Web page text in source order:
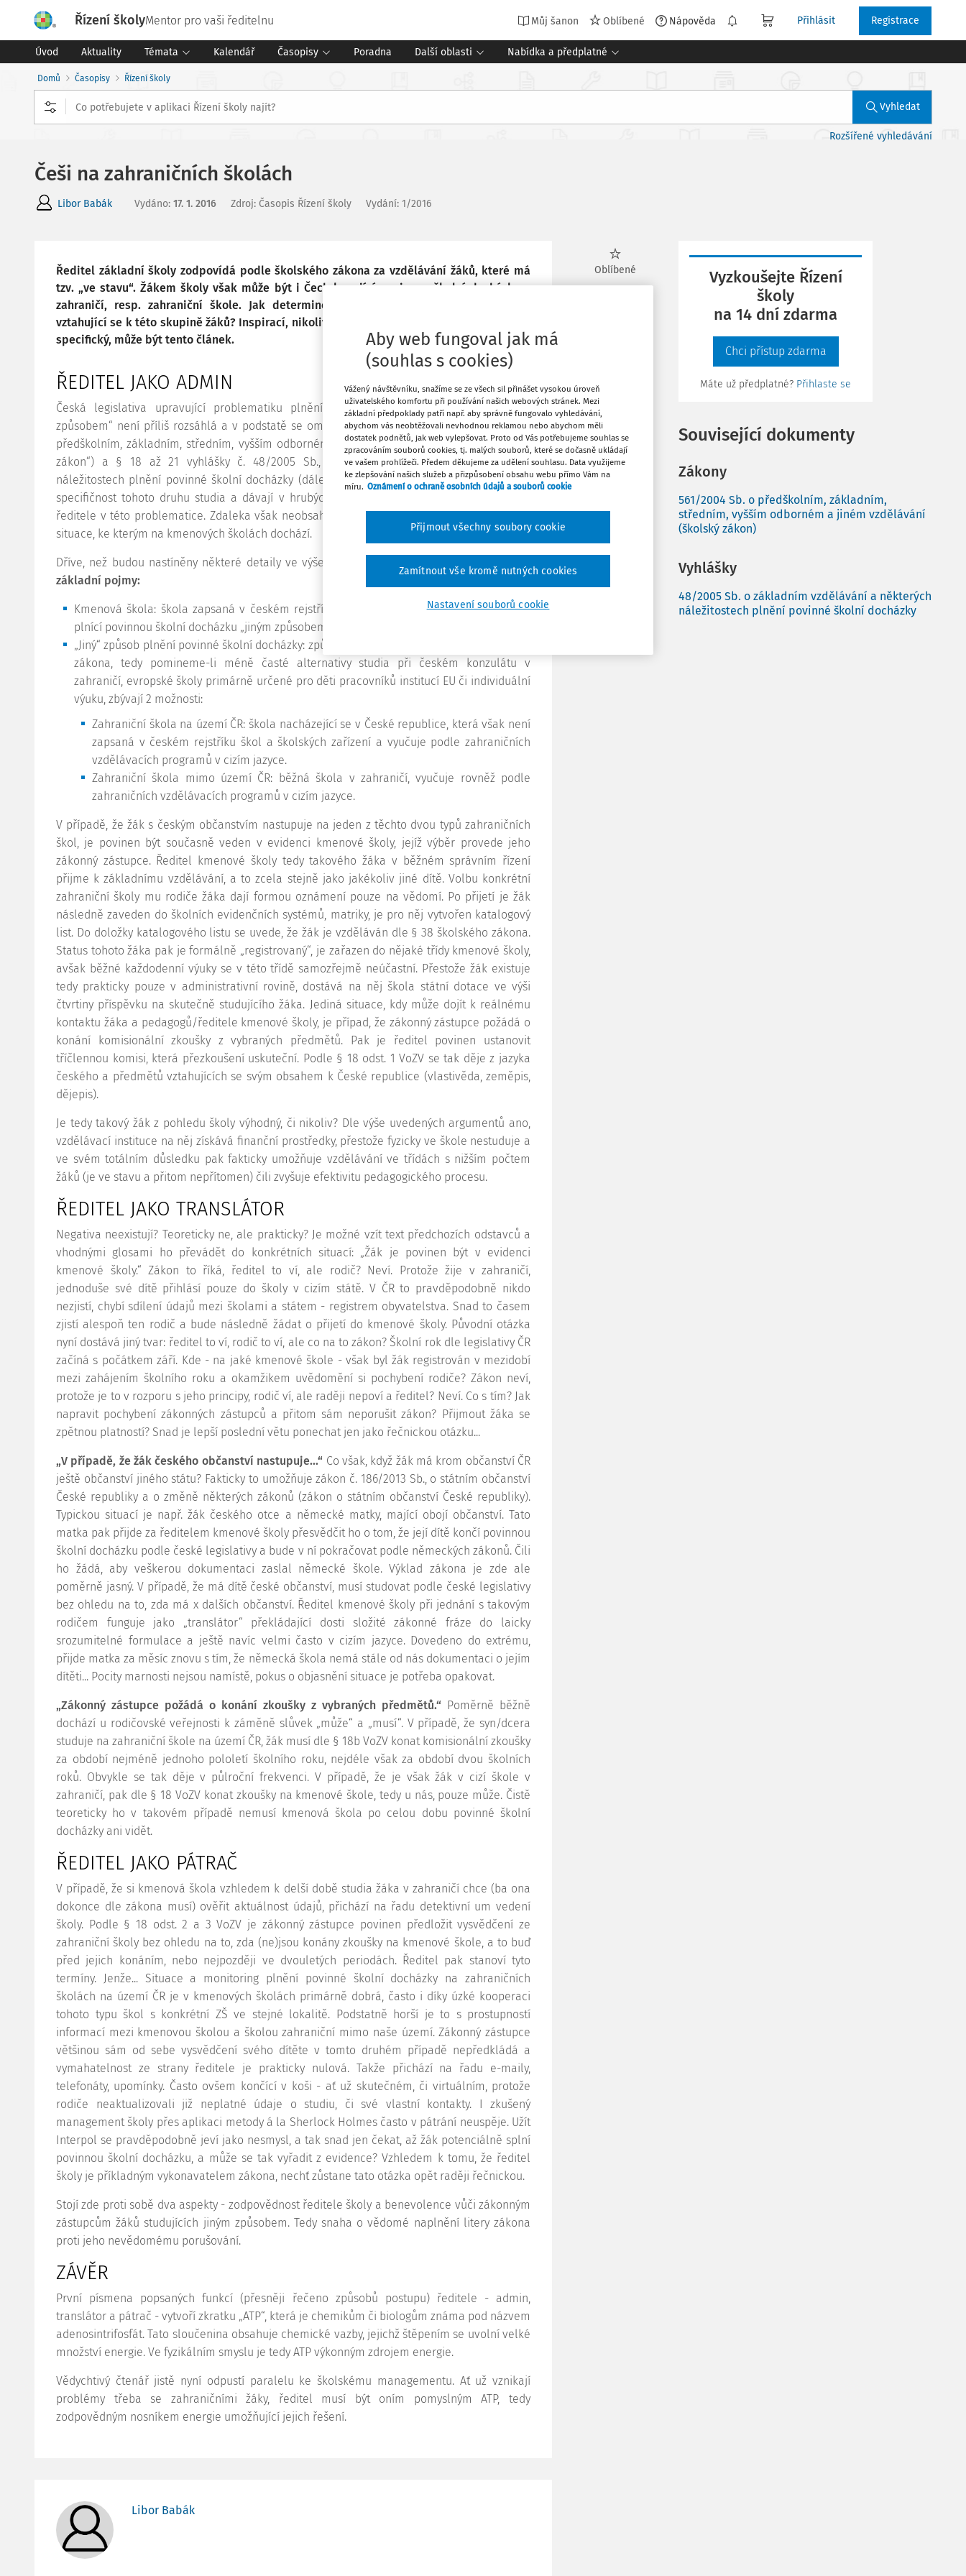
Řízení školyMentor pro vaši ředitelnu Můj šanon Oblíbené Nápověda Přihlásit Registrace
Úvod Aktuality Témata Kalendář Časopisy Poradna Další oblasti Nabídka a předplatné
Domů Časopisy Řízení školy
Vyhledat
Rozšířené vyhledávání
Češi na zahraničních školách
Libor Babák Vydáno: 17. 1. 2016 Zdroj: Časopis Řízení školy Vydání: 1/2016
Ředitel základní školy zodpovídá podle školského zákona za vzdělávání žáků, které má
tzv. „ve stavu“. Žákem školy však může být i Čech konající povinnou školní docházku v
zahraničí, resp. zahraniční škole. Jak determinovat parciální zodpovědnost ředitele
vztahující se k této skupině žáků? Inspirací, nikoliv však návodem, neboť každý případ je
specifický, může být tento článek.
ŘEDITEL JAKO ADMIN
Česká legislativa upravující problematiku plnění povinné školní docházky tzv. „jiným
způsobem“ není příliš rozsáhlá a v podstatě se omezuje na § 38 zákona č. 561/2004 Sb., o
předškolním, základním, středním, vyšším odborném a jiném vzdělávání (dále jen „školský
zákon“) a § 18 až 21 vyhlášky č. 48/2005 Sb., o základním vzdělávání a některých
náležitostech plnění povinné školní docházky (dále jen „VoZV“). Tyto právní normy definují
specifičnost tohoto druhu studia a dávají v hrubých rysech elementární návod k postupu
ředitele v této problematice. Zdaleka však neobsahují (a ani nemohou obsahovat) všechny
situace, ke kterým na kmenových školách dochází.
Dříve, než budou nastíněny některé detaily ve výše uvedeném smyslu, je potřeba vysvětlit
základní pojmy:
Kmenová škola: škola zapsaná v českém rejstříku škol a školských zařízení, kde je žák
plnící povinnou školní docházku „jiným způsobem“ tzv. registrován.
„Jiný“ způsob plnění povinné školní docházky: způsob popsaný v § 38 odst. 1 a 2 školského
zákona, tedy pomineme-li méně časté alternativy studia při českém konzulátu v
zahraničí, evropské školy primárně určené pro děti pracovníků institucí EU či individuální
výuku, zbývají 2 možnosti:
Zahraniční škola na území ČR: škola nacházející se v České republice, která však není
zapsaná v českém rejstříku škol a školských zařízení a vyučuje podle zahraničních
vzdělávacích programů v cizím jazyce.
Zahraniční škola mimo území ČR: běžná škola v zahraničí, vyučuje rovněž podle
zahraničních vzdělávacích programů v cizím jazyce.
V případě, že žák s českým občanstvím nastupuje na jeden z těchto dvou typů zahraničních
škol, je povinen být současně veden v evidenci kmenové školy, jejíž výběr provede jeho
zákonný zástupce. Ředitel kmenové školy tedy takového žáka v běžném správním řízení
přijme k základnímu vzdělávání, a to zcela stejně jako jakékoliv jiné dítě. Volbu konkrétní
zahraniční školy mu rodiče žáka dají formou oznámení pouze na vědomí. Po přijetí je žák
následně zaveden do školních evidenčních systémů, matriky, je pro něj vytvořen katalogový
list. Do doložky katalogového listu se uvede, že žák je vzděláván dle § 38 školského zákona.
Status tohoto žáka pak je formálně „registrovaný“, je zařazen do nějaké třídy kmenové školy,
avšak běžné každodenní výuky se v této třídě samozřejmě neúčastní. Přestože žák existuje
tedy prakticky pouze v administrativní rovině, dostává na něj škola státní dotace ve výši
čtvrtiny příspěvku na skutečně studujícího žáka. Jediná situace, kdy může dojít k reálnému
kontaktu žáka a pedagogů/ředitele kmenové školy, je případ, že zákonný zástupce požádá o
konání komisionální zkoušky z vybraných předmětů. Pak je ředitel povinen ustanovit
tříčlennou komisi, která přezkoušení uskuteční. Podle § 18 odst. 1 VoZV se tak děje z jazyka
českého a předmětů vztahujících se svým obsahem k České republice (vlastivěda, zeměpis,
dějepis).
Je tedy takový žák z pohledu školy výhodný, či nikoliv? Dle výše uvedených argumentů ano,
vzdělávací instituce na něj získává finanční prostředky, přestože fyzicky ve škole nestuduje a
ve svém totálním důsledku pak fakticky umožňuje vzdělávání ve třídách s nižším počtem
žáků (je ve stavu a přitom nepřítomen) čili zvyšuje efektivitu pedagogického procesu.
ŘEDITEL JAKO TRANSLÁTOR
Negativa neexistují? Teoreticky ne, ale prakticky? Je možné vzít text předchozích odstavců a
vhodnými glosami ho převádět do konkrétních situací: „Žák je povinen být v evidenci
kmenové školy.“ Zákon to říká, ředitel to ví, ale rodič? Neví. Protože žije v zahraničí,
jednoduše své dítě přihlásí pouze do školy v cizím státě. V ČR to pravděpodobně nikdo
nezjistí, chybí sdílení údajů mezi školami a státem - registrem obyvatelstva. Snad to časem
zjistí alespoň ten rodič a bude následně žádat o přijetí do kmenové školy. Původní otázka
nyní dostává jiný tvar: ředitel to ví, rodič to ví, ale co na to zákon? Školní rok dle legislativy ČR
začíná s počátkem září. Kde - na jaké kmenové škole - však byl žák registrován v mezidobí
mezi zahájením školního roku a okamžikem uvědomění si pochybení rodiče? Zákon neví,
protože je to v rozporu s jeho principy, rodič ví, ale raději nepoví a ředitel? Neví. Co s tím? Jak
napravit pochybení zákonných zástupců a přitom sám neporušit zákon? Přijmout žáka se
zpětnou platností? Snad je lepší poslední větu ponechat jen jako řečnickou otázku...
„V případě, že žák českého občanství nastupuje...“ Co však, když žák má krom občanství ČR
ještě občanství jiného státu? Fakticky to umožňuje zákon č. 186/2013 Sb., o státním občanství
České republiky a o změně některých zákonů (zákon o státním občanství České republiky).
Typickou situací je např. žák českého otce a německé matky, mající obojí občanství. Tato
matka pak přijde za ředitelem kmenové školy přesvědčit ho o tom, že její dítě končí povinnou
školní docházku podle české legislativy a bude v ní pokračovat podle německých zákonů. Čili
ho žádá, aby veškerou dokumentaci zaslal německé škole. Výklad zákona je zde ale
poměrně jasný. V případě, že má dítě české občanství, musí studovat podle české legislativy
bez ohledu na to, zda má x dalších občanství. Ředitel kmenové školy při jednání s takovým
rodičem funguje jako „translátor“ překládající dosti složité zákonné fráze do laicky
srozumitelné formulace a ještě navíc velmi často v cizím jazyce. Dovedeno do extrému,
přijde matka za měsíc znovu s tím, že německá škola nemá stále od nás dokumentaci o jejím
dítěti... Pocity marnosti nejsou namístě, pokus o objasnění situace je potřeba opakovat.
„Zákonný zástupce požádá o konání zkoušky z vybraných předmětů.“ Poměrně běžně
dochází u rodičovské veřejnosti k záměně slůvek „může“ a „musí“. V případě, že syn/dcera
studuje na zahraniční škole na území ČR, žák musí dle § 18b VoZV konat komisionální zkoušky
za období nejméně jednoho pololetí školního roku, nejdéle však za období dvou školních
roků. Obvykle se tak děje v půlroční frekvenci. V případě, že je však žák v cizí škole v
zahraničí, pak dle § 18 VoZV konat zkoušky na kmenové škole, tedy u nás, pouze může. Čistě
teoreticky ho v takovém případě nemusí kmenová škola po celou dobu povinné školní
docházky ani vidět.
ŘEDITEL JAKO PÁTRAČ
V případě, že si kmenová škola vzhledem k delší době studia žáka v zahraničí chce (ba ona
dokonce dle zákona musí) ověřit aktuálnost údajů, přichází na řadu detektivní um vedení
školy. Podle § 18 odst. 2 a 3 VoZV je zákonný zástupce povinen předložit vysvědčení ze
zahraniční školy bez ohledu na to, zda (ne)jsou konány zkoušky na kmenové škole, a to buď
před jejich konáním, nebo nejpozději ve dvouletých periodách. Ředitel pak stanoví tyto
termíny. Jenže... Situace a monitoring plnění povinné školní docházky na zahraničních
školách na území ČR je v kmenových školách primárně dobrá, často i díky úzké kooperaci
tohoto typu škol s konkrétní ZŠ ve stejné lokalitě. Podstatně horší je to s prostupností
informací mezi kmenovou školou a školou zahraniční mimo naše území. Zákonný zástupce
většinou sám od sebe vysvědčení svého dítěte v tomto druhém případě nepředkládá a
vymahatelnost ze strany ředitele je prakticky nulová. Takže přichází na řadu e-maily,
telefonáty, upomínky. Často ovšem končící v koši - ať už skutečném, či virtuálním, protože
rodiče neaktualizovali již neplatné údaje o studiu, či své vlastní kontakty. I zkušený
management školy přes aplikaci metody á la Sherlock Holmes často v pátrání neuspěje. Užít
Interpol se pravděpodobně jeví jako nesmysl, a tak snad jen čekat, až žák potenciálně splní
povinnou školní docházku, a může se tak vyřadit z evidence? Vzhledem k tomu, že ředitel
školy je příkladným vykonavatelem zákona, nechť zůstane tato otázka opět raději řečnickou.
Stojí zde proti sobě dva aspekty - zodpovědnost ředitele školy a benevolence vůči zákonným
zástupcům žáků studujících jiným způsobem. Tedy snaha o vědomé naplnění litery zákona
proti jeho nevědomému porušování.
ZÁVĚR
První písmena popsaných funkcí (přesněji řečeno způsobů postupu) ředitele - admin,
translátor a pátrač - vytvoří zkratku „ATP“, která je chemikům či biologům známa pod názvem
adenosintrifosfát. Tato sloučenina obsahuje chemické vazby, jejichž štěpením se uvolní velké
množství energie. Ve fyzikálním smyslu je tedy ATP výkonným zdrojem energie.
Vědychtivý čtenář jistě nyní odpustí paralelu ke školskému managementu. Ať už vznikají
problémy třeba se zahraničními žáky, ředitel musí být oním pomyslným ATP, tedy
zodpovědným nosníkem energie umožňující jejich řešení.
Libor Babák
Oblíbené
Poznámka
Vyzkoušejte Řízení
školy
na 14 dní zdarma
Chci přístup zdarma
Máte už předplatné? Přihlaste se
Související dokumenty
Zákony
561/2004 Sb. o předškolním, základním,
středním, vyšším odborném a jiném vzdělávání
(školský zákon)
Vyhlášky
48/2005 Sb. o základním vzdělávání a některých
náležitostech plnění povinné školní docházky
Aby web fungoval jak má
(souhlas s cookies)
Vážený návštěvníku, snažíme se ze všech sil přinášet vysokou úroveň
uživatelského komfortu při používání našich webových stránek. Mezi
základní předpoklady patří např. aby správně fungovalo vyhledávání,
abychom vás neobtěžovali nevhodnou reklamou nebo abychom měli
dostatek podnětů, jak web vylepšovat. Proto od Vás potřebujeme souhlas se
zpracováním souborů cookies, tj. malých souborů, které se dočasně ukládají
ve vašem prohlížeči. Předem děkujeme za udělení souhlasu. Data využijeme
ke zlepšování našich služeb a přizpůsobení obsahu webu přímo Vám na
míru. Oznámení o ochraně osobních údajů a souborů cookie
Nastavení souborů cookie
Zamítnout vše kromě nutných cookies
Přijmout všechny soubory cookie